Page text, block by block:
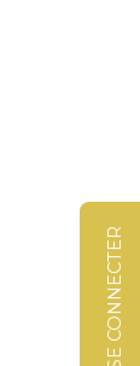
SE CONNECTER